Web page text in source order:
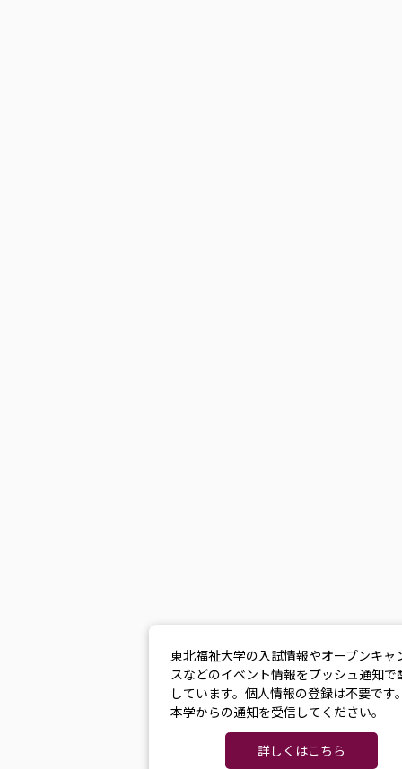
東北福祉大学の入試情報やオープンキャ
スなどのイベント情報をプッシュ通知で
しています。個人情報の登録は不要です
本学からの通知を受信してください。
詳しくはこちら